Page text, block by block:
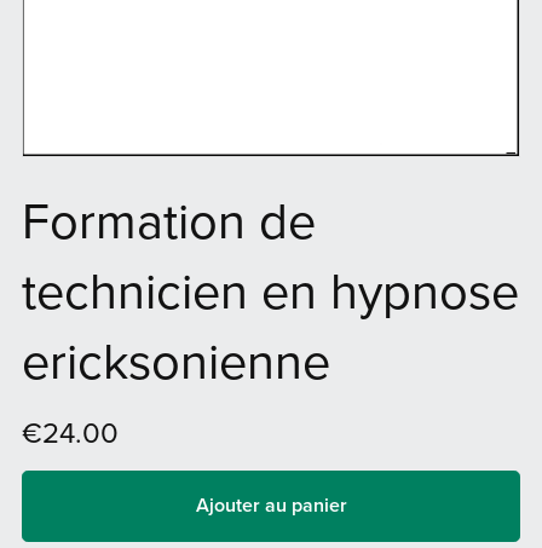
Formation de
technicien en hypnose
ericksonienne
€24.00
Ajouter au panier